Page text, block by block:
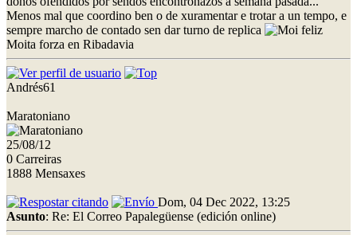
Menos mal que coordino ben o de xuramentar e trotar a un tempo, e
sempre marcho de contado sen dar turno de replica
Moita forza en Ribadavia
Andrés61
Maratoniano
25/08/12
0 Carreiras
1888 Mensaxes
Dom, 04 Dec 2022, 13:25
Asunto: Re: El Correo Papalegüense (edición online)